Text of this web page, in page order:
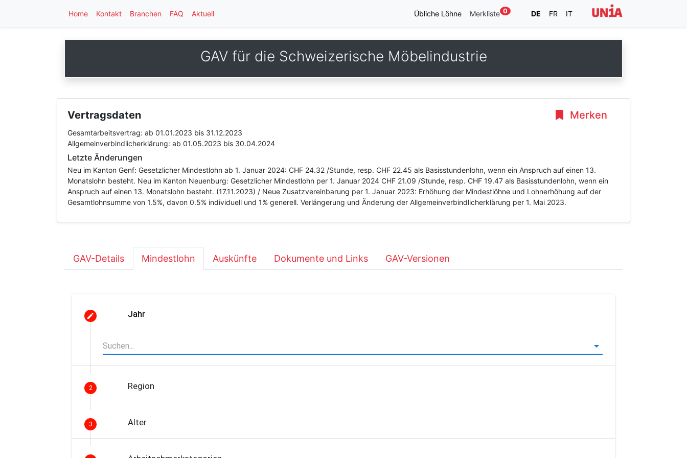
Home Kontakt Branchen FAQ Aktuell Übliche Löhne Merkliste 0 DE FR IT
GAV für die Schweizerische Möbelindustrie
Merken
Vertragsdaten
Gesamtarbeitsvertrag: ab 01.01.2023 bis 31.12.2023
Allgemeinverbindlicherklärung: ab 01.05.2023 bis 30.04.2024
Letzte Änderungen
Neu im Kanton Genf: Gesetzlicher Mindestlohn ab 1. Januar 2024: CHF 24.32 /Stunde, resp. CHF 22.45 als Basisstundenlohn, wenn ein Anspruch auf einen 13.
Monatslohn besteht. Neu im Kanton Neuenburg: Gesetzlicher Mindestlohn per 1. Januar 2024 CHF 21.09 /Stunde, resp. CHF 19.47 als Basisstundenlohn, wenn ein
Anspruch auf einen 13. Monatslohn besteht. (17.11.2023) / Neue Zusatzvereinbarung per 1. Januar 2023: Erhöhung der Mindestlöhne und Lohnerhöhung auf der
Gesamtlohnsumme von 1.5%, davon 0.5% individuell und 1% generell. Verlängerung und Änderung der Allgemeinverbindlicherklärung per 1. Mai 2023.
GAV-Details Mindestlohn Auskünfte Dokumente und Links GAV-Versionen
Jahr
2 Region
3 Alter